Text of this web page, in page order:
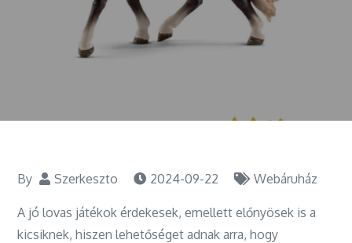
By Szerkeszto 2024-09-22 Webáruház
A jó lovas játékok érdekesek, emellett előnyösek is a
kicsiknek, hiszen lehetőséget adnak arra, hogy